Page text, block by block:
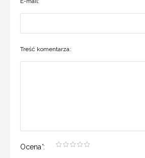
Treść komentarza:
Ocena*: